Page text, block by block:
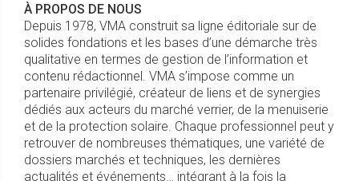
À PROPOS DE NOUS
Depuis 1978, VMA construit sa ligne éditoriale sur de
solides fondations et les bases d’une démarche très
qualitative en termes de gestion de l’information et
contenu rédactionnel. VMA s’impose comme un
partenaire privilégié, créateur de liens et de synergies
dédiés aux acteurs du marché verrier, de la menuiserie
et de la protection solaire. Chaque professionnel peut y
retrouver de nombreuses thématiques, une variété de
dossiers marchés et techniques, les dernières
actualités et événements… intégrant à la fois la